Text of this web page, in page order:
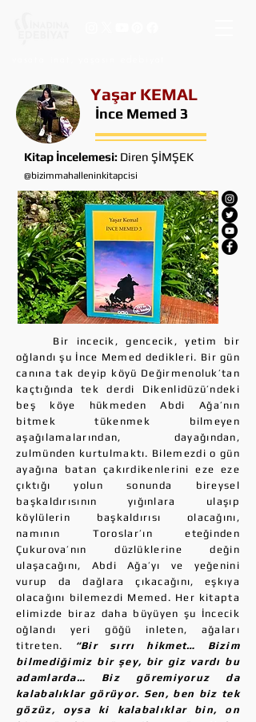
Yaşar KEMAL
İnce Memed 3
Kitap İncelemesi: Diren ŞİMŞEK
@bizimmahalleninkitapcisi
Bir incecik, gencecik, yetim bir
oğlandı şu İnce Memed dedikleri. Bir gün
canına tak deyip köyü Değirmenoluk’tan
kaçtığında tek derdi Dikenlidüzü’ndeki
beş köye hükmeden Abdi Ağa’nın
bitmek tükenmek bilmeyen
aşağılamalarından, dayağından,
zulmünden kurtulmaktı. Bilemezdi o gün
ayağına batan çakırdikenlerini eze eze
çıktığı yolun sonunda bireysel
başkaldırısının yığınlara ulaşıp
köylülerin başkaldırısı olacağını,
namının Toroslar’ın eteğinden
Çukurova’nın düzlüklerine değin
ulaşacağını, Abdi Ağa’yı ve yeğenini
vurup da dağlara çıkacağını, eşkıya
olacağını bilemezdi Memed. Her kitapta
elimizde biraz daha büyüyen şu İncecik
oğlandı yeri göğü inleten, ağaları
titreten.
“Bir sırrı hikmet… Bizim
bilmediğimiz bir şey, bir giz vardı bu
adamlarda… Biz göremiyoruz da
kalabalıklar görüyor. Sen, ben biz tek
gözüz, oysa ki kalabalıklar bin, on